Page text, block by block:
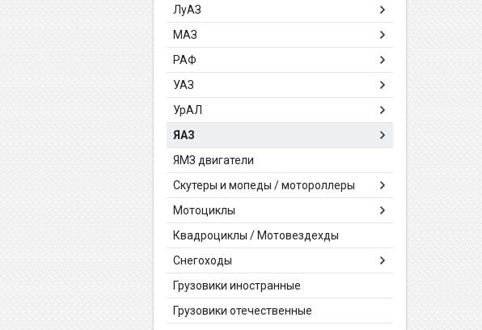
ЛуАЗ
МАЗ
РАФ
УАЗ
УрАЛ
ЯАЗ
ЯМЗ двигатели
Скутеры и мопеды / мотороллеры
Мотоциклы
Квадроциклы / Мотовездехды
Снегоходы
Грузовики иностранные
Грузовики отечественные